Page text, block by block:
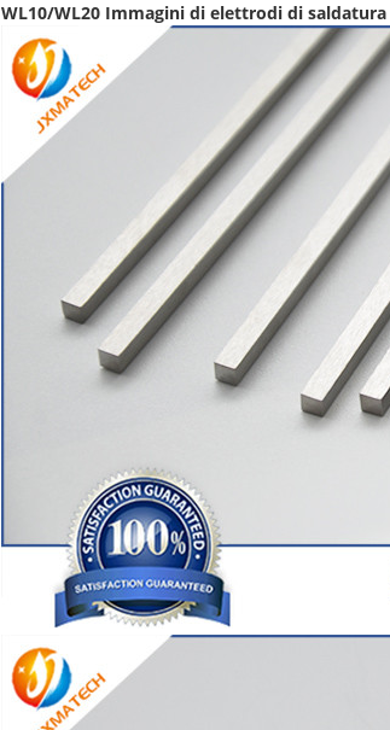
WL10/WL20 Immagini di elettrodi di